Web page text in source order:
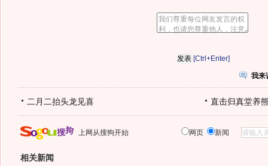
[Ctrl+Enter]
我来
二月二抬头龙见喜 直击归真堂养
上网从搜狗开始 网页 新闻
相关新闻